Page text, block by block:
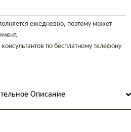
ежедневно, поэтому может
по бесплатному телефону
Описание